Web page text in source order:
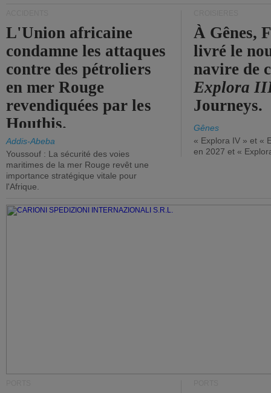
L'Union africaine
condamne les attaques
contre des pétroliers
en mer Rouge
revendiquées par les
Houthis.
Addis-Abeba
Youssouf : La sécurité des voies
maritimes de la mer Rouge revêt une
importance stratégique vitale pour
l'Afrique.
À Gênes,
livré le
navire de
Explora
Journeys.
Gênes
« Explora IV » et «
en 2027 et «